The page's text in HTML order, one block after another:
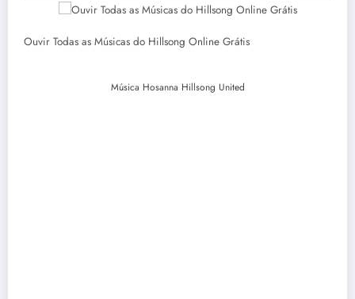
Ouvir Todas as Músicas do Hillsong Online Grátis
Música Hosanna Hillsong United